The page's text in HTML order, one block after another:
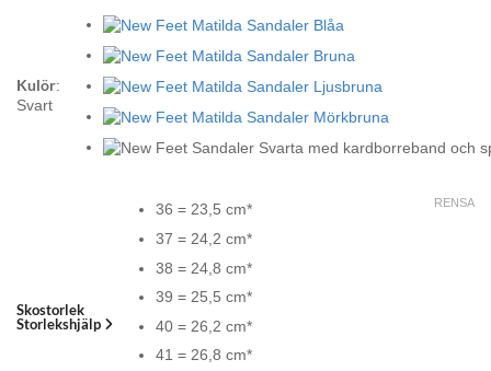
Kulör:
Svart
Skostorlek
Storlekshjälp
36 = 23,5 cm*
37 = 24,2 cm*
38 = 24,8 cm*
39 = 25,5 cm*
40 = 26,2 cm*
41 = 26,8 cm*
RENSA